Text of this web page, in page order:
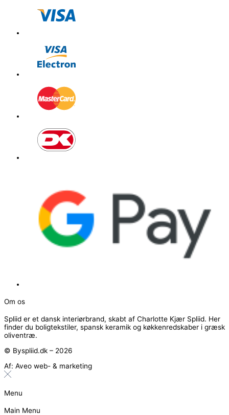
Om os
Spliid er et dansk interiørbrand, skabt af Charlotte Kjær Spliid. Her
finder du boligtekstiler, spansk keramik og køkkenredskaber i græsk
oliventræ.
© Byspliid.dk – 2026
Af: Aveo web- & marketing
Menu
Main Menu